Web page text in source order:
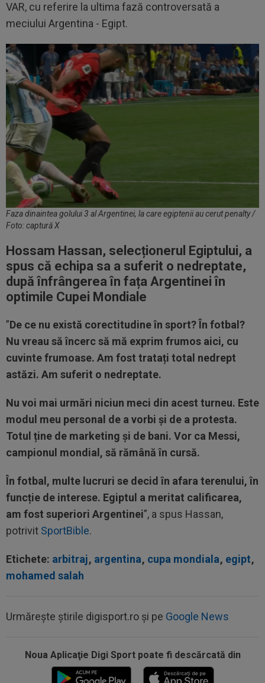
VAR, cu referire la ultima fază controversată a
meciului Argentina - Egipt.
Faza dinaintea golului 3 al Argentinei, la care egiptenii au cerut penalty /
Foto: captură X
Hossam Hassan, selecționerul Egiptului, a
spus că echipa sa a suferit o nedreptate,
după înfrângerea în fața Argentinei în
optimile Cupei Mondiale
”De ce nu există corectitudine în sport? În fotbal?
Nu vreau să încerc să mă exprim frumos aici, cu
cuvinte frumoase. Am fost tratați total nedrept
astăzi. Am suferit o nedreptate.
Nu voi mai urmări niciun meci din acest turneu. Este
modul meu personal de a vorbi și de a protesta.
Totul ține de marketing și de bani. Vor ca Messi,
campionul mondial, să rămână în cursă.
În fotbal, multe lucruri se decid în afara terenului, în
funcție de interese. Egiptul a meritat calificarea,
am fost superiori Argentinei”, a spus Hassan,
potrivit SportBible.
Etichete: arbitraj, argentina, cupa mondiala, egipt,
mohamed salah
Urmărește știrile digisport.ro și pe Google News
Noua Aplicaţie Digi Sport poate fi descărcată din
Gigi Becali a lansat oferta: ”1,5 milioane de